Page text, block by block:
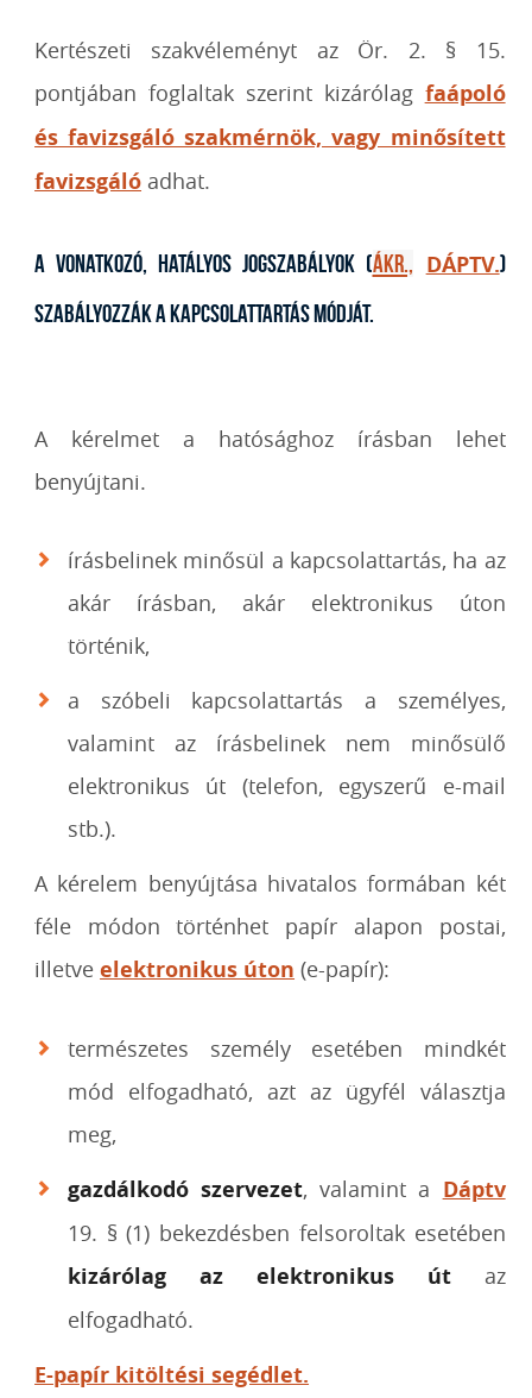
Kertészeti szakvéleményt az Ör. 2. § 15.
pontjában foglaltak szerint kizárólag faápoló
és favizsgáló szakmérnök, vagy minősített
favizsgáló adhat.
A vonatkozó, hatályos jogszabályok (ÁkR., DÁPTV.)
Szabályozzák a kapcsolattartás módját.
A kérelmet a hatósághoz írásban lehet
benyújtani.
írásbelinek minősül a kapcsolattartás, ha az
akár írásban, akár elektronikus úton
történik,
a szóbeli kapcsolattartás a személyes,
valamint az írásbelinek nem minősülő
elektronikus út (telefon, egyszerű e-mail
stb.).
A kérelem benyújtása hivatalos formában két
féle módon történhet papír alapon postai,
illetveelektronikus úton (e-papír):
természetes személy esetében mindkét
mód elfogadható, azt az ügyfél választja
meg,
gazdálkodó szervezet, valamint a Dáptv
19. § (1) bekezdésben felsoroltak esetében
kizárólag az elektronikus útaz
elfogadható.
E-papír kitöltési segédlet.